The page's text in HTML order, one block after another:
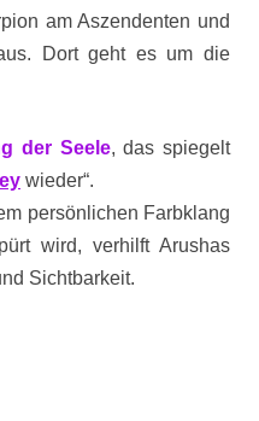
am Aszendenten und
Dort geht es um die
der Seele, das spiegelt
wieder“.
persönlichen Farbklang
wird, verhilft Arushas
Sichtbarkeit.